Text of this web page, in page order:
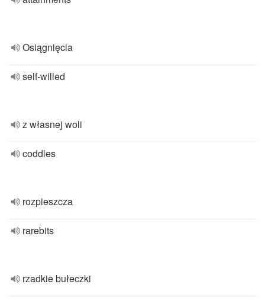
Osiągnięcia
self-willed
z własnej woli
coddles
rozpieszcza
rarebits
rzadkie bułeczki